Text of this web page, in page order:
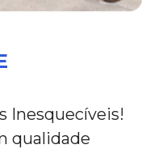
Inesquecíveis!
qualidade